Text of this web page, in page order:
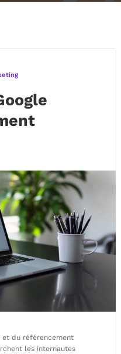
et du référencement
les internautes